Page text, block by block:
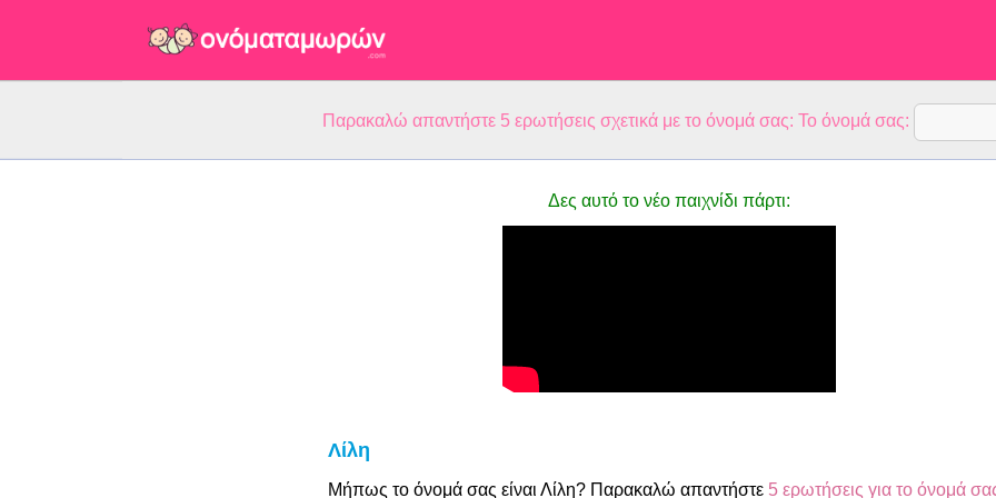
Παρακαλώ απαντήστε 5 ερωτήσεις σχετικά με το όνομά σας: Το όνομά σας:
Δες αυτό το νέο παιχνίδι πάρτι:
Λίλη
Μήπως το όνομά σας είναι Λίλη? Παρακαλώ απαντήστε5 ερωτήσεις για το όνομά